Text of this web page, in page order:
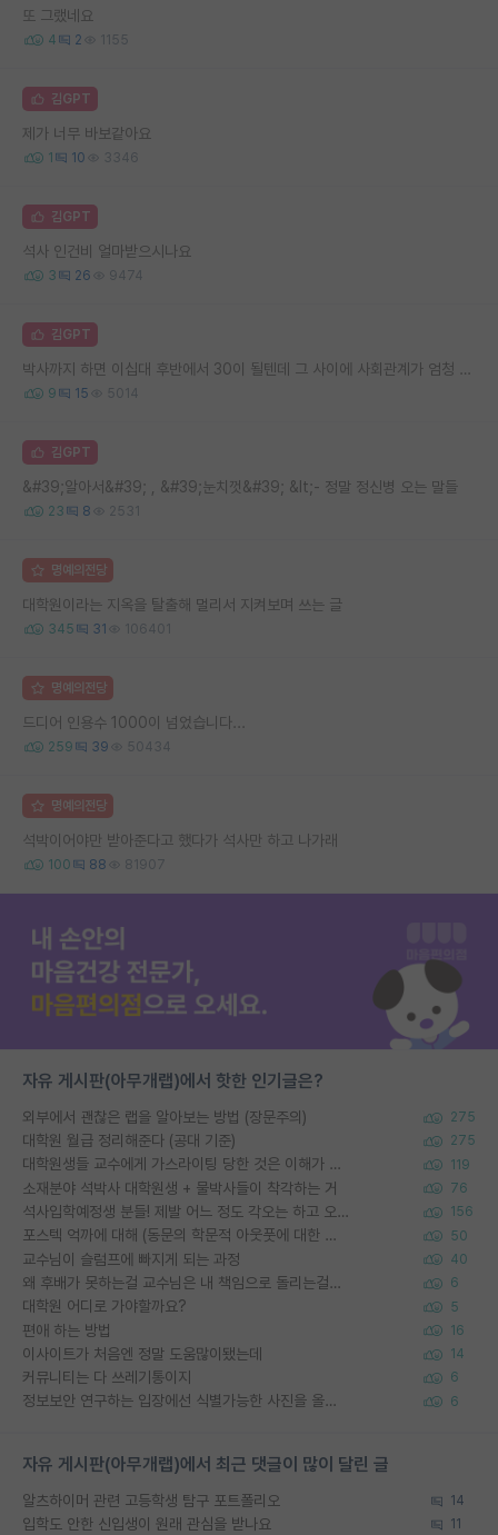
또 그랬네요
4 2 1155
김GPT
제가 너무 바보같아요
1 10 3346
김GPT
석사 인건비 얼마받으시나요
3 26 9474
김GPT
박사까지 하면 이십대 후반에서 30이 될텐데 그 사이에 사회관계가 엄청 좁아지고 단절되지 않나요?
9 15 5014
김GPT
&#39;알아서&#39; , &#39;눈치껏&#39; &lt;- 정말 정신병 오는 말들
23 8 2531
명예의전당
대학원이라는 지옥을 탈출해 멀리서 지켜보며 쓰는 글
345 31 106401
명예의전당
드디어 인용수 1000이 넘었습니다...
259 39 50434
명예의전당
석박이어야만 받아준다고 했다가 석사만 하고 나가래
100 88 81907
자유 게시판(아무개랩)에서 핫한 인기글은?
외부에서 괜찮은 랩을 알아보는 방법 (장문주의) 275
대학원 월급 정리해준다 (공대 기준) 275
대학원생들 교수에게 가스라이팅 당한 것은 이해가 갑니다. 안타깝네요. 119
소재분야 석박사 대학원생 + 물박사들이 착각하는 거 76
석사입학예정생 분들! 제발 어느 정도 각오는 하고 오세요. 156
포스텍 억까에 대해 (동문의 학문적 아웃풋에 대한 반박) 50
교수님이 슬럼프에 빠지게 되는 과정 40
왜 후배가 못하는걸 교수님은 내 책임으로 돌리는걸까요? 6
대학원 어디로 가야할까요? 5
편애 하는 방법 16
이사이트가 처음엔 정말 도움많이됐는데 14
커뮤니티는 다 쓰레기통이지 6
정보보안 연구하는 입장에선 식별가능한 사진을 올리는건 비추이긴함 6
자유 게시판(아무개랩)에서 최근 댓글이 많이 달린 글
알츠하이머 관련 고등학생 탐구 포트폴리오 14
입학도 안한 신입생이 원래 관심을 받나요 11